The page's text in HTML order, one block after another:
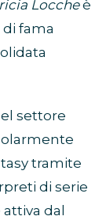
Loccheè
fama
settore
tramite
di serie
dal